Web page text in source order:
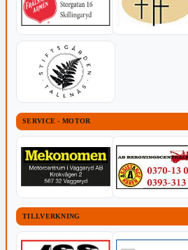
SERVICE - MOTOR
TILLVERKNING